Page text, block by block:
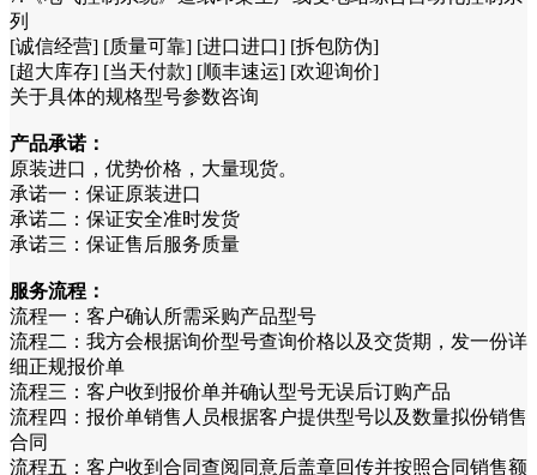
列
[诚信经营] [质量可靠] [进口进口] [拆包防伪]
[超大库存] [当天付款] [顺丰速运] [欢迎询价]
关于具体的规格型号参数咨询
产品承诺：
原装进口，优势价格，大量现货。
承诺一：保证原装进口
承诺二：保证安全准时发货
承诺三：保证售后服务质量
服务流程：
流程一：客户确认所需采购产品型号
流程二：我方会根据询价型号查询价格以及交货期，发一份详
细正规报价单
流程三：客户收到报价单并确认型号无误后订购产品
流程四：报价单销售人员根据客户提供型号以及数量拟份销售
合同
流程五：客户收到合同查阅同意后盖章回传并按照合同销售额